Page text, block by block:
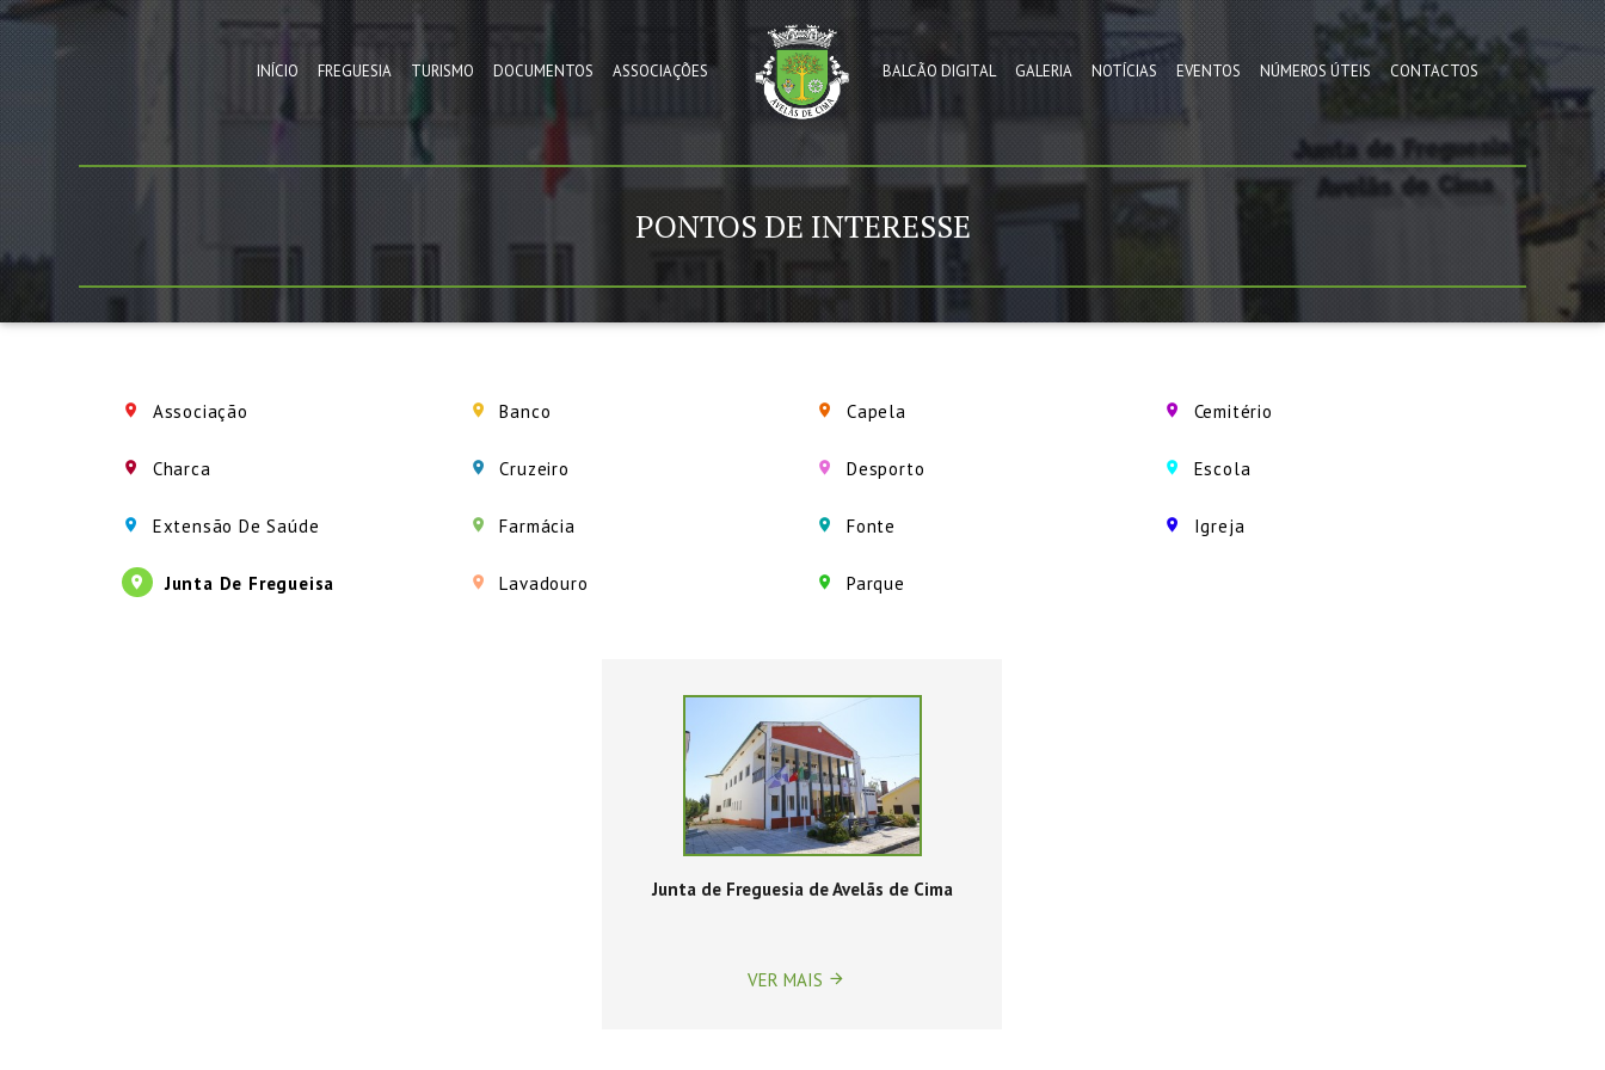
INÍCIO FREGUESIA TURISMO DOCUMENTOS ASSOCIAÇÕES BALCÃO DIGITAL GALERIA NOTÍCIAS EVENTOS NÚMEROS ÚTEIS CONTACTOS
PONTOS DE INTERESSE
Associação Banco Capela Cemitério
Charca Cruzeiro Desporto Escola
Extensão De Saúde Farmácia Fonte Igreja
Junta De Fregueisa Lavadouro Parque
Junta de Freguesia de Avelãs de Cima
VER MAIS